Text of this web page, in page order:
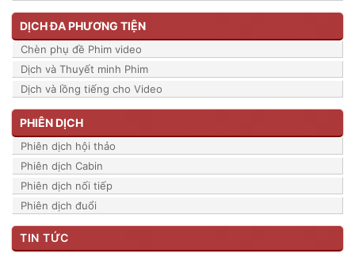
DỊCH ĐA PHƯƠNG TIỆN
Chèn phụ đề Phim video
Dịch và Thuyết minh Phim
Dịch và lồng tiếng cho Video
PHIÊN DỊCH
Phiên dịch hội thảo
Phiên dịch Cabin
Phiên dịch nối tiếp
Phiên dịch đuổi
TIN TỨC